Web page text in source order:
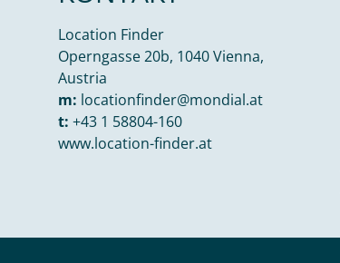
Location Finder
Operngasse 20b, 1040 Vienna,
Austria
m: locationfinder@mondial.at
t: +43 1 58804-160
www.location-finder.at